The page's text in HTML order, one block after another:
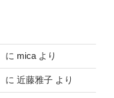
に mica より
に 近藤雅子 より